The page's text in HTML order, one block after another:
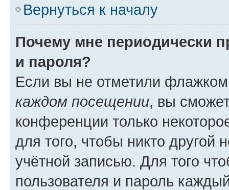
Вернуться к началу
Почему мне периодически
и пароля?
Если вы не отметили
каждом посещении, вы
конференции только
для того, чтобы никто другой
учётной записью. Для того
пользователя и пароль